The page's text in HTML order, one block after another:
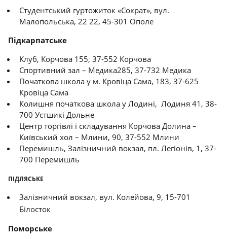
Студентський гуртожиток «Сократ», вул.
Малопольська, 22 22, 45-301 Ополе
Підкарпатське
Клуб, Корчова 155, 37-552 Корчова
Спортивний зал – Медика285, 37-732 Медика
Початкова школа у м. Кровіца Сама, 183, 37-625
Кровіца Сама
Колишня початкова школа у Лодині, Лодиня 41, 38-
700 Устшикі Дольне
Центр торгівлі і складування Корчова Долина –
Київський хол – Млини, 90, 37-552 Млини
Перемишль, Залізничний вокзал, пл. Легіонів, 1, 37-
700 Перемишль
ПІДЛЯСЬКЕ
Залізничний вокзал, вул. Колейова, 9, 15-701
Білосток
Поморське